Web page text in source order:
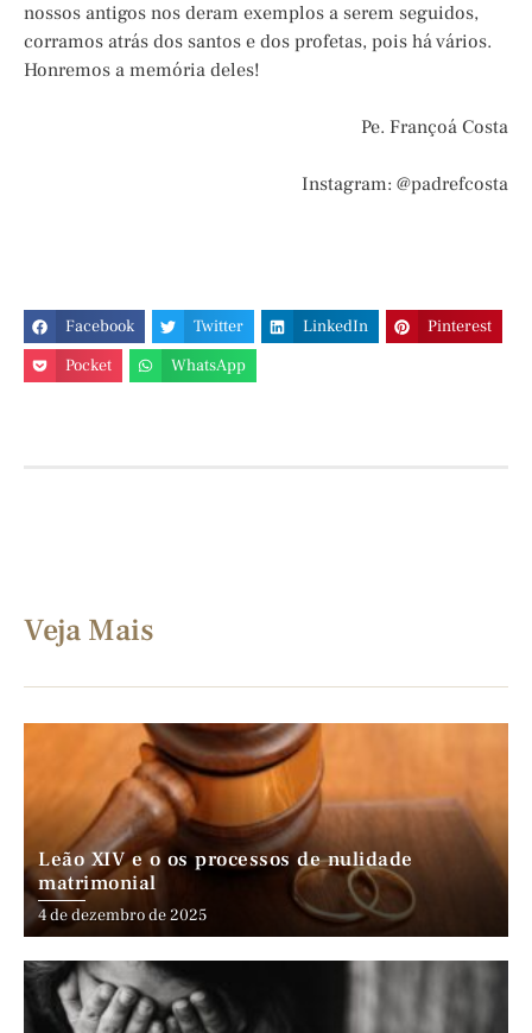
nossos antigos nos deram exemplos a serem seguidos,
corramos atrás dos santos e dos profetas, pois há vários.
Honremos a memória deles!
Pe. Françoá Costa
Instagram: @padrefcosta
Facebook Twitter LinkedIn
Pinterest
Pocket
WhatsApp
Veja Mais
Leão XIV e o os processos de nulidade
matrimonial
4 de dezembro de 2025